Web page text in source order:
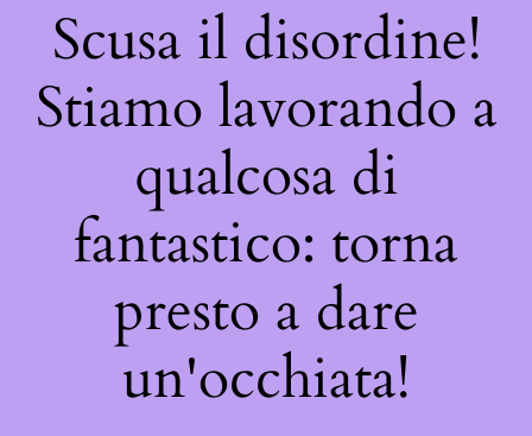
Scusa il disordine!
Stiamo lavorando a
qualcosa di
fantastico: torna
presto a dare
un'occhiata!